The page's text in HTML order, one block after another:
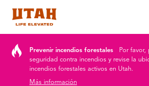
Prevenir incendios forestales
Por favor,
seguridad contra incendios y revise la
incendios forestales activos en Utah.
Más información